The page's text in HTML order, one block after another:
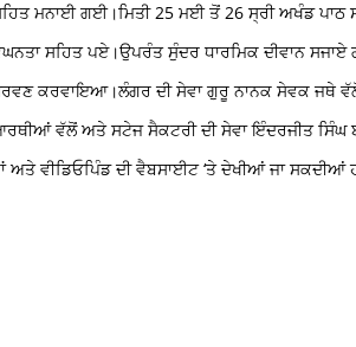
ਮਨਾਈ ਗਈ।ਮਿਤੀ 25 ਮਈ ਤੋਂ 26 ਸ੍ਰੀ ਅਖੰਡ ਪਾਠ
ਸਹਿਤ ਪਏ।ਉਪਰੰਤ ਸੁੰਦਰ ਧਾਰਮਿਕ ਦੀਵਾਨ ਸਜਾਏ
ਕਰਵਾਇਆ।ਲੰਗਰ ਦੀ ਸੇਵਾ ਗੁਰੂ ਨਾਨਕ ਸੇਵਕ ਜਥੇ
ਵੱਲੋਂ ਅਤੇ ਸਟੇਜ ਸੈਕਟਰੀ ਦੀ ਸੇਵਾ ਇੰਦਰਜੀਤ ਸਿੰਘ
ਅਤੇ ਵੀਡਿਓਪਿੰਡ ਦੀ ਵੈਬਸਾਈਟ ‘ਤੇ ਦੇਖੀਆਂ ਜਾ ਸਕਦੀਆਂ